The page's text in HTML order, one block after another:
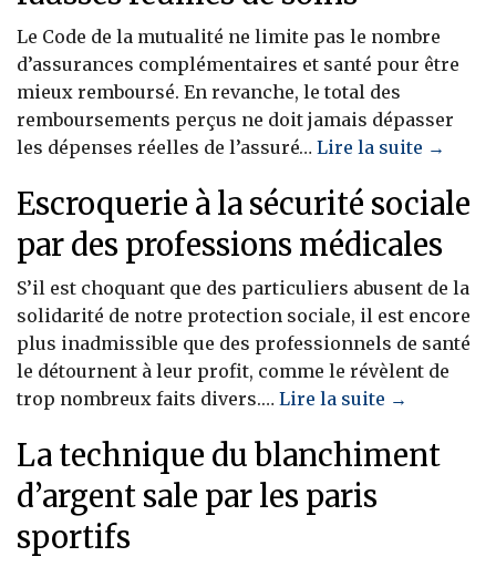
Le Code de la mutualité ne limite pas le nombre
d’assurances complémentaires et santé pour être
mieux remboursé. En revanche, le total des
remboursements perçus ne doit jamais dépasser
les dépenses réelles de l’assuré… Lire la suite →
Escroquerie à la sécurité sociale
par des professions médicales
S’il est choquant que des particuliers abusent de la
solidarité de notre protection sociale, il est encore
plus inadmissible que des professionnels de santé
le détournent à leur profit, comme le révèlent de
trop nombreux faits divers.… Lire la suite →
La technique du blanchiment
d’argent sale par les paris
sportifs